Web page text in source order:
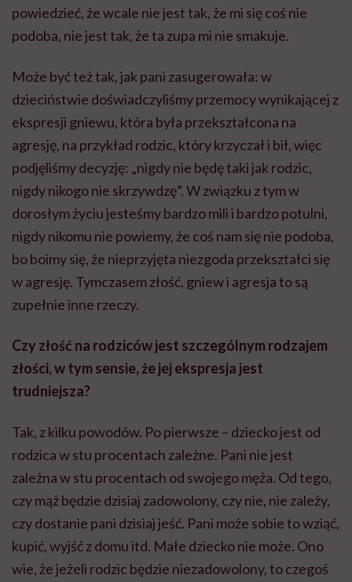
powiedzieć, że wcale nie jest tak, że mi się coś nie
podoba, nie jest tak, że ta zupa mi nie smakuje.
Może być też tak, jak pani zasugerowała: w
dzieciństwie doświadczyliśmy przemocy wynikającej z
ekspresji gniewu, która była przekształcona na
agresję, na przykład rodzic, który krzyczał i bił, więc
podjęliśmy decyzję: „nigdy nie będę taki jak rodzic,
nigdy nikogo nie skrzywdzę”. W związku z tym w
dorosłym życiu jesteśmy bardzo mili i bardzo potulni,
nigdy nikomu nie powiemy, że coś nam się nie podoba,
bo boimy się, że nieprzyjęta niezgoda przekształci się
w agresję. Tymczasem złość, gniew i agresja to są
zupełnie inne rzeczy.
Czy złość na rodziców jest szczególnym rodzajem
złości, w tym sensie, że jej ekspresja jest
trudniejsza?
Tak, z kilku powodów. Po pierwsze – dziecko jest od
rodzica w stu procentach zależne. Pani nie jest
zależna w stu procentach od swojego męża. Od tego,
czy mąż będzie dzisiaj zadowolony, czy nie, nie zależy,
czy dostanie pani dzisiaj jeść. Pani może sobie to wziąć,
kupić, wyjść z domu itd. Małe dziecko nie może. Ono
wie, że jeżeli rodzic będzie niezadowolony, to czegoś